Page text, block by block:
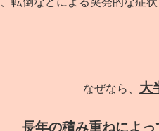
なぜなら、 大
長年の積み重ねによ